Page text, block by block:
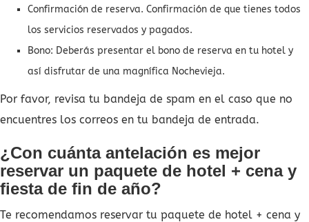
Confirmación de reserva. Confirmación de que tienes todos
los servicios reservados y pagados.
Bono: Deberás presentar el bono de reserva en tu hotel y
así disfrutar de una magnífica Nochevieja.
Por favor, revisa tu bandeja de spam en el caso que no
encuentres los correos en tu bandeja de entrada.
¿Con cuánta antelación es mejor
reservar un paquete de hotel + cena y
fiesta de fin de año?
Te recomendamos reservar tu paquete de hotel + cena y